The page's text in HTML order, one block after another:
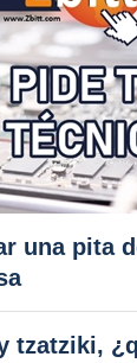
una pita
tzatziki,